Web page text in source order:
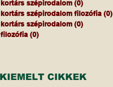
kortárs szépirodalom (0)
kortárs szépirodalom filozófia (0)
kortárs szépirodalom (0)
filozófia (0)
KIEMELT CIKKEK